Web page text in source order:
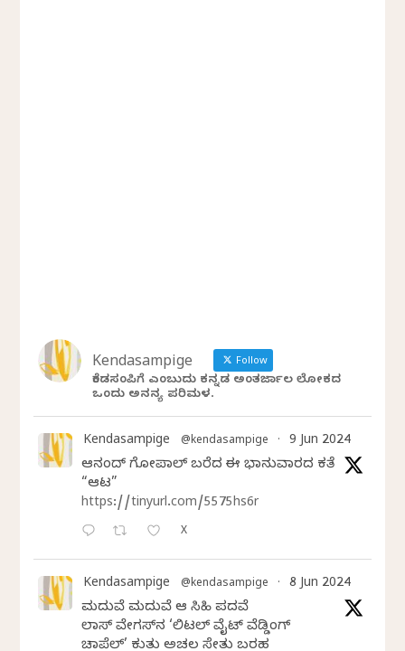
Kendasampige Follow
ಕೆಂಡಸಂಪಿಗೆ ಎಂಬುದು ಕನ್ನಡ ಅಂತರ್ಜಾಲ ಲೋಕದ
ಒಂದು ಅನನ್ಯ ಪರಿಮಳ.
Kendasampige @kendasampige · 9 Jun 2024
ಆನಂದ್‌ ಗೋಪಾಲ್‌ ಬರೆದ ಈ ಭಾನುವಾರದ ಕತೆ
“ಆಟ”
https://tinyurl.com/5575hs6r
X
Kendasampige @kendasampige · 8 Jun 2024
ಮದುವೆ ಮದುವೆ ಆ ಸಿಹಿ ಪದವೆ
ಲಾಸ್‌ ವೇಗಸ್‌ನ ‘ಲಿಟಲ್ ವೈಟ್ ವೆಡ್ಡಿಂಗ್
ಚಾಪೆಲ್’ ಕುರಿತು ಅಚಲ ಸೇತು ಬರಹ